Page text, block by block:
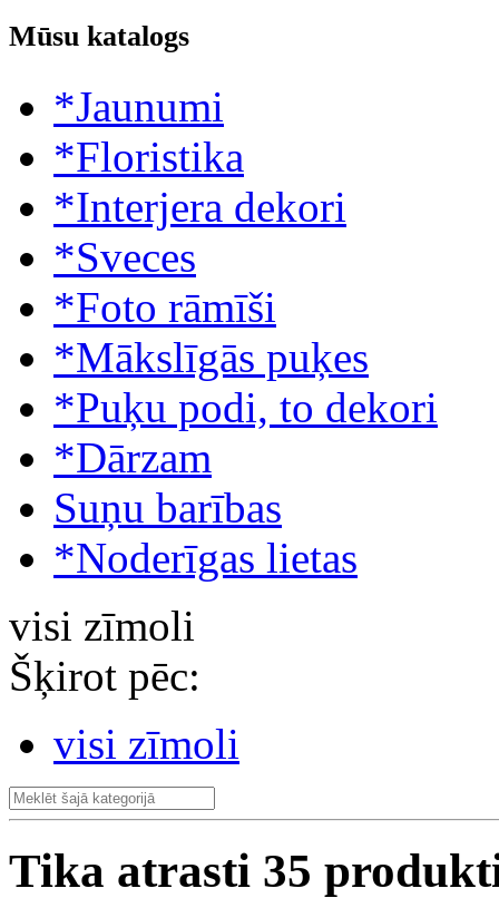
Mūsu katalogs
*Jaunumi
*Floristika
*Interjera dekori
*Sveces
*Foto rāmīši
*Mākslīgās puķes
*Puķu podi, to dekori
*Dārzam
Suņu barības
*Noderīgas lietas
visi zīmoli
Šķirot pēc:
visi zīmoli
Tika atrasti 35